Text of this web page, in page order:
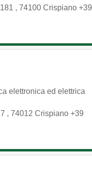
, 74100 Crispiano +39
elettronica ed elettrica
, 74012 Crispiano +39